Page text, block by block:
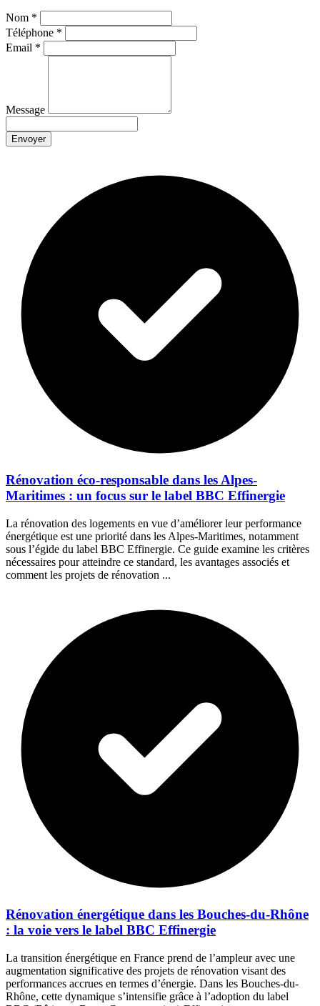
Nom *
Téléphone *
Email *
Message
Envoyer
Rénovation éco-responsable dans les Alpes-
Maritimes : un focus sur le label BBC Effinergie
La rénovation des logements en vue d’améliorer leur performance
énergétique est une priorité dans les Alpes-Maritimes, notamment
sous l’égide du label BBC Effinergie. Ce guide examine les critères
nécessaires pour atteindre ce standard, les avantages associés et
comment les projets de rénovation ...
Rénovation énergétique dans les Bouches-du-Rhône
: la voie vers le label BBC Effinergie
La transition énergétique en France prend de l’ampleur avec une
augmentation significative des projets de rénovation visant des
performances accrues en termes d’énergie. Dans les Bouches-du-
Rhône, cette dynamique s’intensifie grâce à l’adoption du label